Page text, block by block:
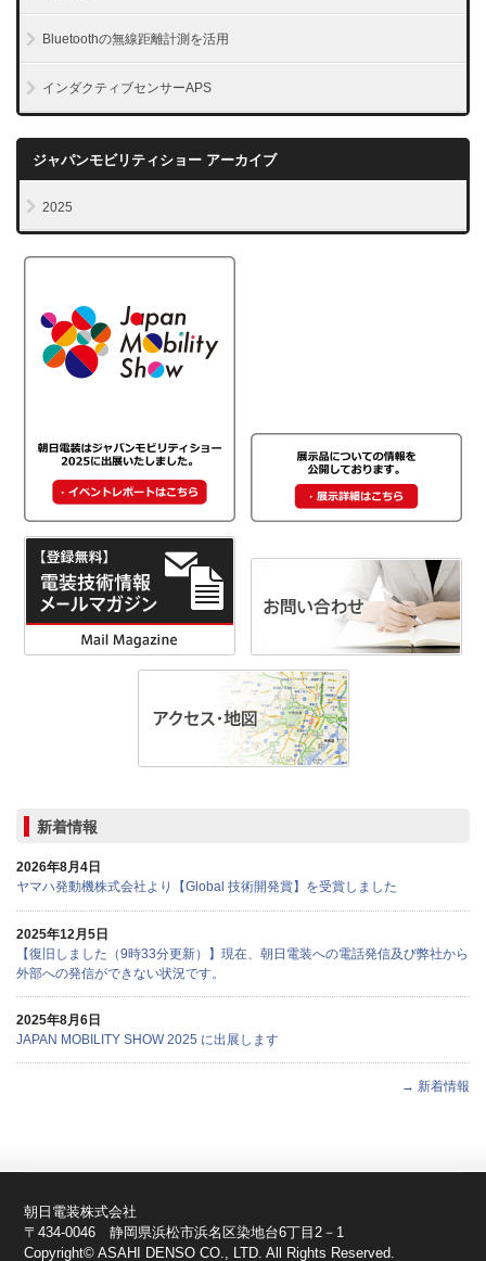
Bluetoothの無線距離計測を活用
インダクティブセンサーAPS
ジャパンモビリティショー アーカイブ
2025
新着情報
2026年8月4日
ヤマハ発動機株式会社より【Global 技術開発賞】を受賞しました
2025年12月5日
【復旧しました（9時33分更新）】現在、朝日電装への電話発信及び弊社から
外部への発信ができない状況です。
2025年8月6日
JAPAN MOBILITY SHOW 2025 に出展します
→ 新着情報
朝日電装株式会社
〒434-0046 静岡県浜松市浜名区染地台6丁目2－1
Copyright© ASAHI DENSO CO., LTD. All Rights Reserved.